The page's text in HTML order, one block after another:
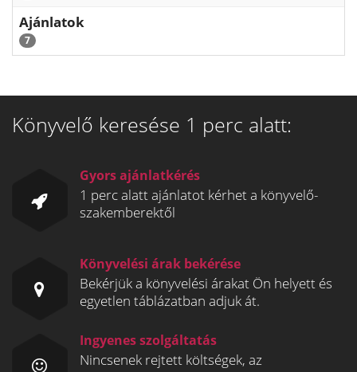
Ajánlatok
7
Könyvelő keresése 1 perc alatt:
Gyors ajánlatkérés
1 perc alatt ajánlatot kérhet a könyvelő-
szakemberektől
Könyvelési árak bekérése
Bekérjük a könyvelési árakat Ön helyett és
egyetlen táblázatban adjuk át.
Ingyenes szolgáltatás
Nincsenek rejtett költségek, az